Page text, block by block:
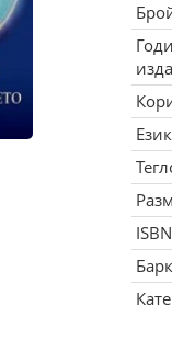
Език
ISBN